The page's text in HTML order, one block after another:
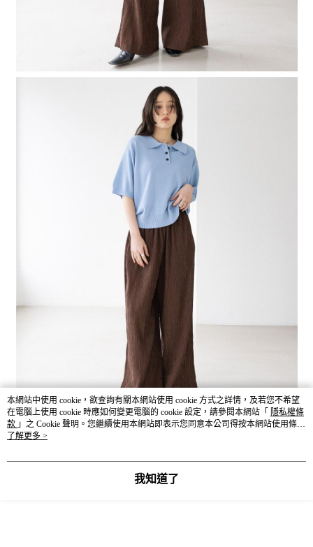
本網站中使用 cookie，欲查詢有關本網站使用 cookie 方式之詳情，及若您不希望
在電腦上使用 cookie 時應如何變更電腦的 cookie 設定，請參閱本網站「 隱私權條
款 」之 Cookie 聲明。您繼續使用本網站即表示您同意本公司得按本網站使用條款
之 Cookie 聲明使用 cookie。
了解更多 >
我知道了